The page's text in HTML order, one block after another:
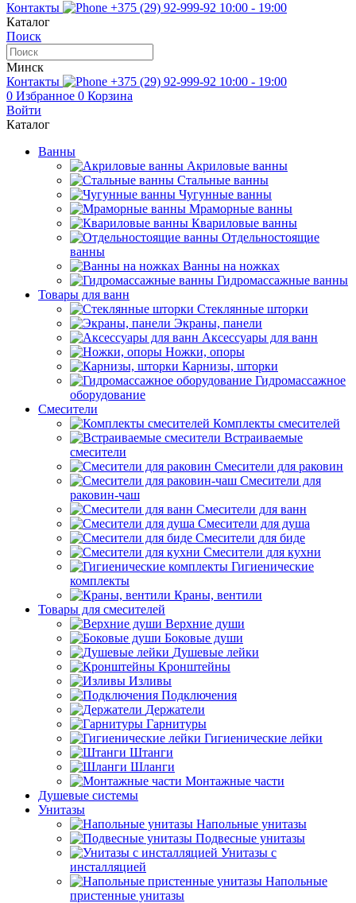
Контакты +375 (29) 92-999-92 10:00 - 19:00
Каталог
Поиск
Минск
Контакты
+375 (29) 92-999-92 10:00 - 19:00
0 Избранное 0 Корзина
Войти
Каталог
Ванны
Акриловые ванны
Стальные ванны
Чугунные ванны
Мраморные ванны
Квариловые ванны
Отдельностоящие
ванны
Ванны на ножках
Гидромассажные ванны
Товары для ванн
Стеклянные шторки
Экраны, панели
Аксессуары для ванн
Ножки, опоры
Карнизы, шторки
Гидромассажное
оборудование
Смесители
Комплекты смесителей
Встраиваемые
смесители
Смесители для раковин
Смесители для
раковин-чаш
Смесители для ванн
Смесители для душа
Смесители для биде
Смесители для кухни
Гигиенические
комплекты
Краны, вентили
Товары для смесителей
Верхние души
Боковые души
Душевые лейки
Кронштейны
Изливы
Подключения
Держатели
Гарнитуры
Гигиенические лейки
Штанги
Шланги
Монтажные части
Душевые системы
Унитазы
Напольные унитазы
Подвесные унитазы
Унитазы с
инсталляцией
Напольные
пристенные унитазы